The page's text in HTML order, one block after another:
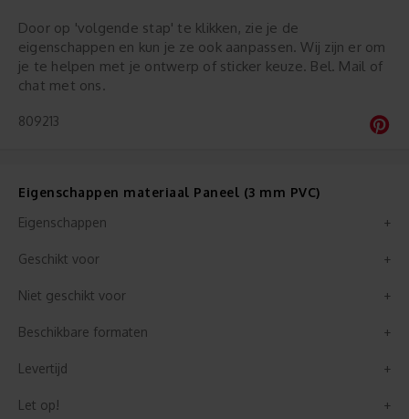
Door op 'volgende stap' te klikken, zie je de
eigenschappen en kun je ze ook aanpassen. Wij zijn er om
je te helpen met je ontwerp of sticker keuze. Bel. Mail of
chat met ons.
809213
Eigenschappen materiaal Paneel (3 mm PVC)
Eigenschappen
Geschikt voor
Niet geschikt voor
Beschikbare formaten
Levertijd
Let op!